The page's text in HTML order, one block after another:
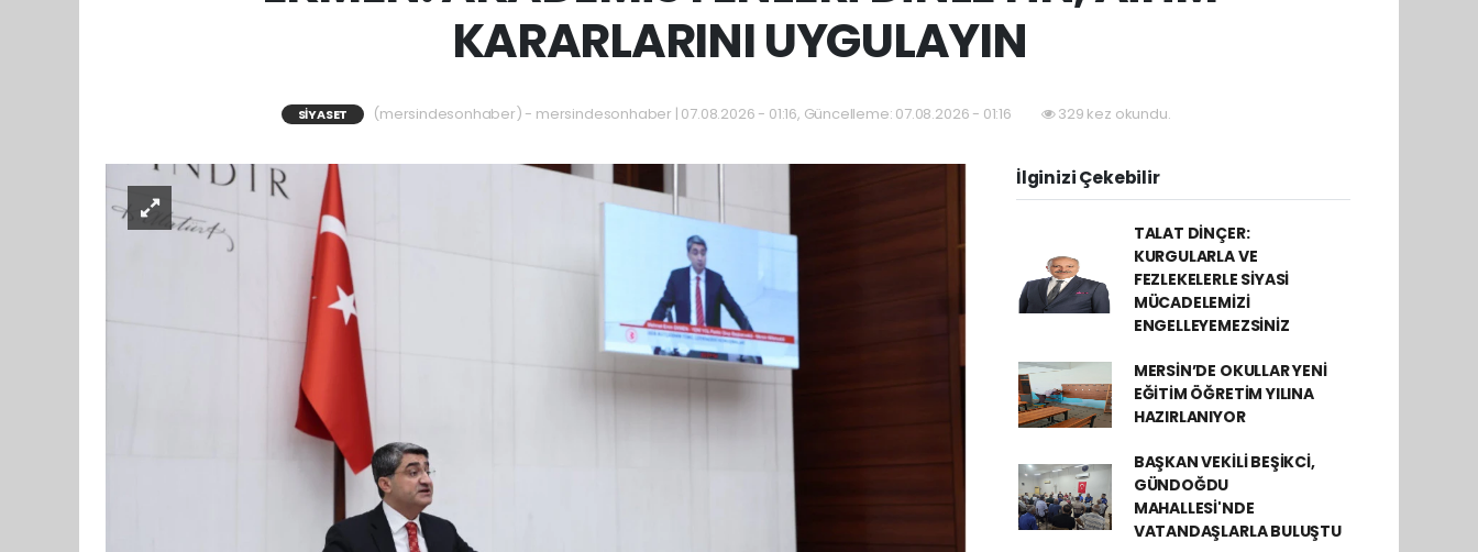
KARARLARINI UYGULAYIN
SIYASET (mersindesonhaber) - mersindesonhaber | 07.08.2026 - 01:16, Güncelleme: 07.08.2026 - 01:16 329 kez okundu.
İlginizi Çekebilir
TALAT DİNÇER:
KURGULARLA VE
FEZLEKELERLE SİYASİ
MÜCADELEMİZİ
ENGELLEYEMEZSİNİZ
MERSİN’DE OKULLAR YENİ
EĞİTİM ÖĞRETİM YILINA
HAZIRLANIYOR
BAŞKAN VEKİLİ BEŞİKCİ,
GÜNDOĞDU
MAHALLESİ'NDE
VATANDAŞLARLA BULUŞTU